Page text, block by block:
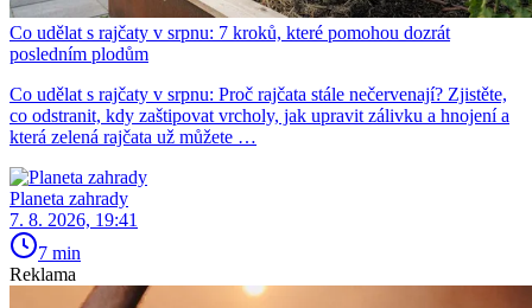
Co udělat s rajčaty v srpnu: 7 kroků, které pomohou dozrát
posledním plodům
Co udělat s rajčaty v srpnu: Proč rajčata stále nečervenají? Zjistěte,
co odstranit, kdy zaštipovat vrcholy, jak upravit zálivku a hnojení a
která zelená rajčata už můžete …
Planeta zahrady
7. 8. 2026, 19:41
7 min
Reklama